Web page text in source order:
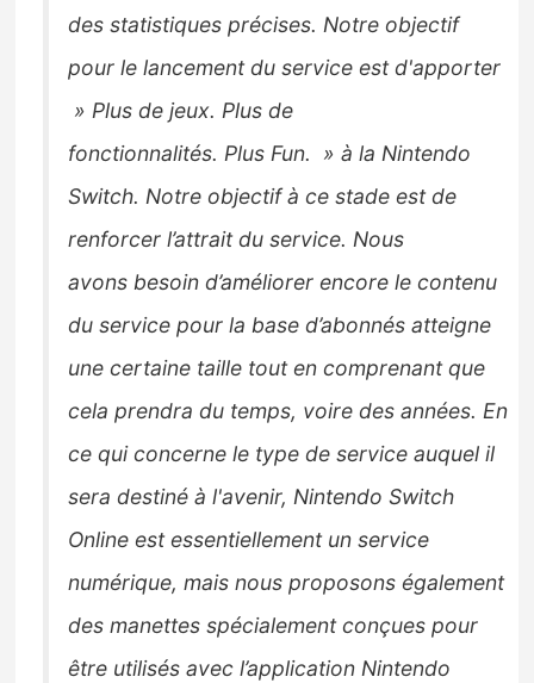
des statistiques précises. Notre objectif
pour le lancement du service est d'apporter
» Plus de jeux. Plus de
fonctionnalités. Plus Fun. » à la Nintendo
Switch. Notre objectif à ce stade est de
renforcer l’attrait du service. Nous
avons besoin d’améliorer encore le contenu
du service pour la base d’abonnés atteigne
une certaine taille tout en comprenant que
cela prendra du temps, voire des années. En
ce qui concerne le type de service auquel il
sera destiné à l'avenir, Nintendo Switch
Online estessentiellement un service
numérique, mais nous proposons également
des manettes spécialement conçues pour
être utilisés avec l’application Nintendo